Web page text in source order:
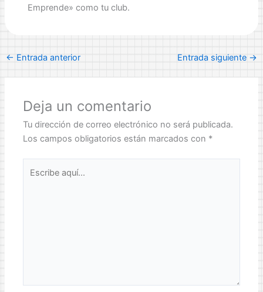
Emprende» como tu club.
←Entrada anterior Entrada siguiente→
Deja un comentario
Tu dirección de correo electrónico no será publicada.
Los campos obligatorios están marcados con *
aquí...